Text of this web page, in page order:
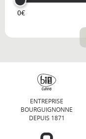
0€
ENTREPRISE
BOURGUIGNONNE
DEPUIS 1871